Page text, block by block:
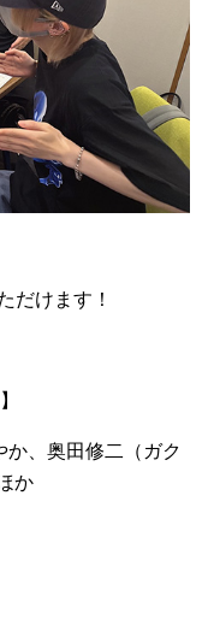
だけます！
】
、奥田修二（ガク
か